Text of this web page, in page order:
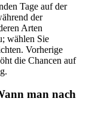
Tage auf der
der
Arten
wählen Sie
Vorherige
die Chancen auf
man nach